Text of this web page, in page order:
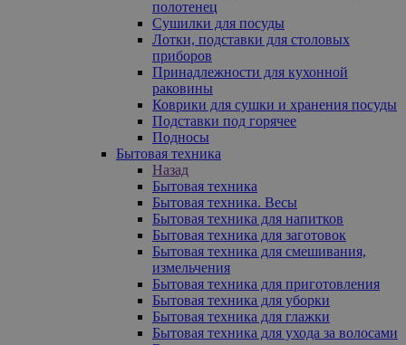
полотенец
Сушилки для посуды
Лотки, подставки для столовых
приборов
Принадлежности для кухонной
раковины
Коврики для сушки и хранения посуды
Подставки под горячее
Подносы
Бытовая техника
Назад
Бытовая техника
Бытовая техника. Весы
Бытовая техника для напитков
Бытовая техника для заготовок
Бытовая техника для смешивания,
измельчения
Бытовая техника для приготовления
Бытовая техника для уборки
Бытовая техника для глажки
Бытовая техника для ухода за волосами